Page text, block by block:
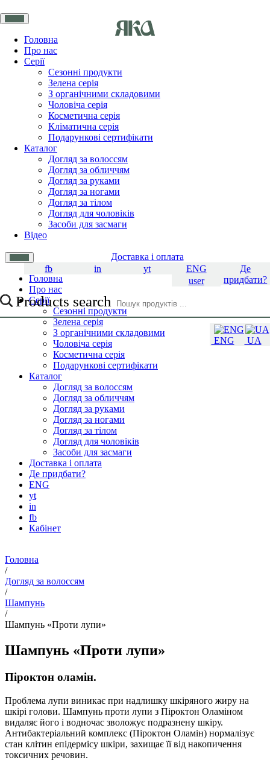
Головна
Про нас
Серії
Сезонні продукти
Зелена серія
З органічними складовими
Чоловіча серія
Косметична серія
Кліматична серія
Подарункові сертифікати
Каталог
Догляд за волоссям
Догляд за обличчям
Догляд за руками
Догляд за ногами
Догляд за тілом
Догляд для чоловіків
Засоби для засмаги
Відео
Доставка і оплата
Де
придбати?
ENG
UA
ENG
yt
in
fb
user
Products search
Головна
Про нас
Серії
Сезонні продукти
Зелена серія
З органічними складовими
Чоловіча серія
Косметична серія
Подарункові сертифікати
Каталог
Догляд за волоссям
Догляд за обличчям
Догляд за руками
Догляд за ногами
Догляд за тілом
Догляд для чоловіків
Засоби для засмаги
Доставка і оплата
Де придбати?
ENG
yt
in
fb
Кабінет
Головна
/
Догляд за волоссям
/
Шампунь
/
Шампунь «Проти лупи»
Шампунь «Проти лупи»
Піроктон оламін.
Проблема лупи виникає при надлишку шкіряного жиру на
шкірі голови. Шампунь проти лупи з Піроктон Оламіном
видаляє його і водночас зволожує подразнену шкіру.
Антибактеріальний комплекс (Піроктон Оламін) нормалізує
стан клітин епідермісу шкіри, захищає її від накопичення
токсичних речовин.